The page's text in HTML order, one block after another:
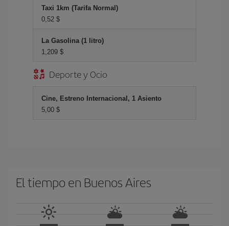
Taxi 1km (Tarifa Normal)
0,52 $
La Gasolina (1 litro)
1,209 $
Deporte y Ocio
Cine, Estreno Internacional, 1 Asiento
5,00 $
El tiempo en Buenos Aires